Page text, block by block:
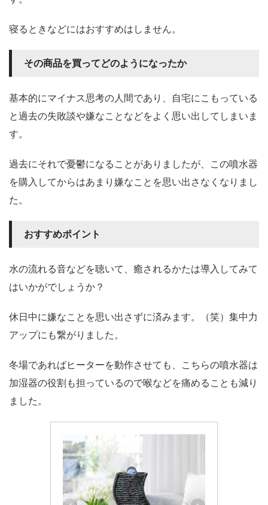
寝るときなどにはおすすめはしません。
その商品を買ってどのようになったか
基本的にマイナス思考の人間であり、自宅にこもっている
と過去の失敗談や嫌なことなどをよく思い出してしまいま
す。
過去にそれで憂鬱になることがありましたが、この噴水器
を購入してからはあまり嫌なことを思い出さなくなりまし
た。
おすすめポイント
水の流れる音などを聴いて、癒されるかたは導入してみて
はいかがでしょうか？
休日中に嫌なことを思い出さずに済みます。（笑）集中力
アップにも繋がりました。
冬場であればヒーターを動作させても、こちらの噴水器は
加湿器の役割も担っているので喉などを痛めることも減り
ました。